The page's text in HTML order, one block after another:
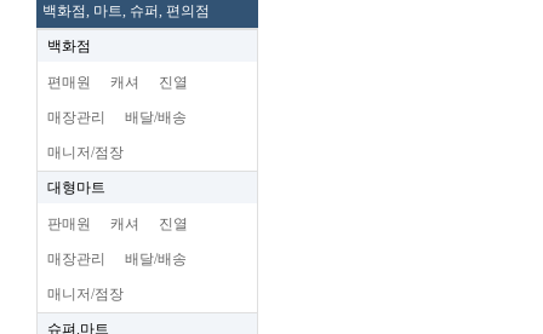
백화점, 마트, 슈퍼, 편의점
백화점
편매원 캐셔 진열
매장관리 배달/배송
매니저/점장
대형마트
판매원 캐셔 진열
매장관리 배달/배송
매니저/점장
슈펴.마트